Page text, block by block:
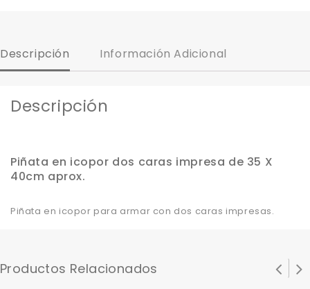
Descripción Información Adicional
Descripción
Piñata en icopor dos caras impresa de 35 X
40cm aprox.
Piñata en icopor para armar con dos caras impresas.
Productos Relacionados